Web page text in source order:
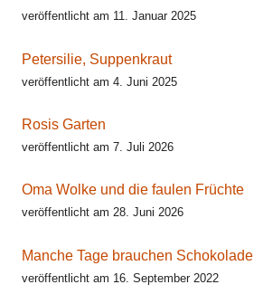
veröffentlicht am 11. Januar 2025
Petersilie, Suppenkraut
veröffentlicht am 4. Juni 2025
Rosis Garten
veröffentlicht am 7. Juli 2026
Oma Wolke und die faulen Früchte
veröffentlicht am 28. Juni 2026
Manche Tage brauchen Schokolade
veröffentlicht am 16. September 2022